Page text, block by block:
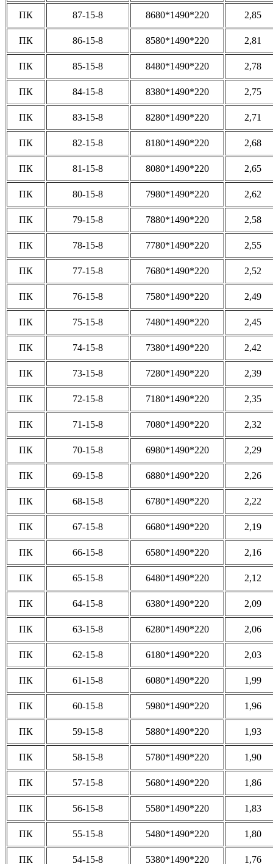
ПК 87-15-8 8680*1490*220 2,85
ПК 86-15-8 8580*1490*220 2,81
ПК 85-15-8 8480*1490*220 2,78
ПК 84-15-8 8380*1490*220 2,75
ПК 83-15-8 8280*1490*220 2,71
ПК 82-15-8 8180*1490*220 2,68
ПК 81-15-8 8080*1490*220 2,65
ПК 80-15-8 7980*1490*220 2,62
ПК 79-15-8 7880*1490*220 2,58
ПК 78-15-8 7780*1490*220 2,55
ПК 77-15-8 7680*1490*220 2,52
ПК 76-15-8 7580*1490*220 2,49
ПК 75-15-8 7480*1490*220 2,45
ПК 74-15-8 7380*1490*220 2,42
ПК 73-15-8 7280*1490*220 2,39
ПК 72-15-8 7180*1490*220 2,35
ПК 71-15-8 7080*1490*220 2,32
ПК 70-15-8 6980*1490*220 2,29
ПК 69-15-8 6880*1490*220 2,26
ПК 68-15-8 6780*1490*220 2,22
ПК 67-15-8 6680*1490*220 2,19
ПК 66-15-8 6580*1490*220 2,16
ПК 65-15-8 6480*1490*220 2,12
ПК 64-15-8 6380*1490*220 2,09
ПК 63-15-8 6280*1490*220 2,06
ПК 62-15-8 6180*1490*220 2,03
ПК 61-15-8 6080*1490*220 1,99
ПК 60-15-8 5980*1490*220 1,96
ПК 59-15-8 5880*1490*220 1,93
ПК 58-15-8 5780*1490*220 1,90
ПК 57-15-8 5680*1490*220 1,86
ПК 56-15-8 5580*1490*220 1,83
ПК 55-15-8 5480*1490*220 1,80
ПК 54-15-8 5380*1490*220 1,76